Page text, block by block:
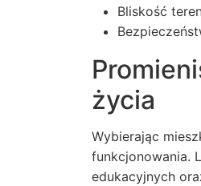
Bliskość
życia
Wybierając
funkcjonowania.
edukacyjnych